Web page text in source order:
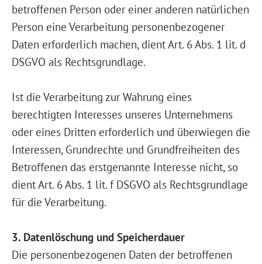
betroffenen Person oder einer anderen natürlichen
Person eine Verarbeitung personenbezogener
Daten erforderlich machen, dient Art. 6 Abs. 1 lit. d
DSGVO als Rechtsgrundlage.
Ist die Verarbeitung zur Wahrung eines
berechtigten Interesses unseres Unternehmens
oder eines Dritten erforderlich und überwiegen die
Interessen, Grundrechte und Grundfreiheiten des
Betroffenen das erstgenannte Interesse nicht, so
dient Art. 6 Abs. 1 lit. f DSGVO als Rechtsgrundlage
für die Verarbeitung.
3. Datenlöschung und Speicherdauer
Die personenbezogenen Daten der betroffenen